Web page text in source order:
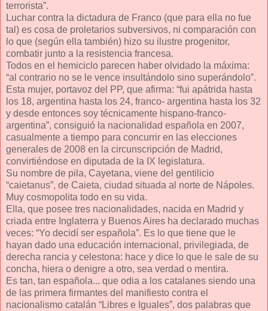
terrorista”.
Luchar contra la dictadura de Franco (que para ella no fue
tal) es cosa de proletarios subversivos, ni comparación con
lo que (según ella también) hizo su ilustre progenitor,
combatir junto a la resistencia francesa.
Todos en el hemiciclo parecen haber olvidado la máxima:
“al contrario no se le vence insultándolo sino superándolo”.
Esta mujer, portavoz del PP, que afirma: “fui apátrida hasta
los 18, argentina hasta los 24, franco- argentina hasta los 32
y desde entonces soy técnicamente hispano-franco-
argentina”, consiguió la nacionalidad española en 2007,
casualmente a tiempo para concurrir en las elecciones
generales de 2008 en la circunscripción de Madrid,
convirtiéndose en diputada de la IX legislatura.
Su nombre de pila, Cayetana, viene del gentilicio
“caietanus”, de Caieta, ciudad situada al norte de Nápoles.
Muy cosmopolita todo en su vida.
Ella, que posee tres nacionalidades, nacida en Madrid y
criada entre Inglaterra y Buenos Aires ha declarado muchas
veces: “Yo decidí ser española”. Es lo que tiene que le
hayan dado una educación internacional, privilegiada, de
derecha rancia y celestona: hace y dice lo que le sale de su
concha, hiera o denigre a otro, sea verdad o mentira.
Es tan, tan española... que odia a los catalanes siendo una
de las primera firmantes del manifiesto contra el
nacionalismo catalán “Libres e Iguales”, dos palabras que